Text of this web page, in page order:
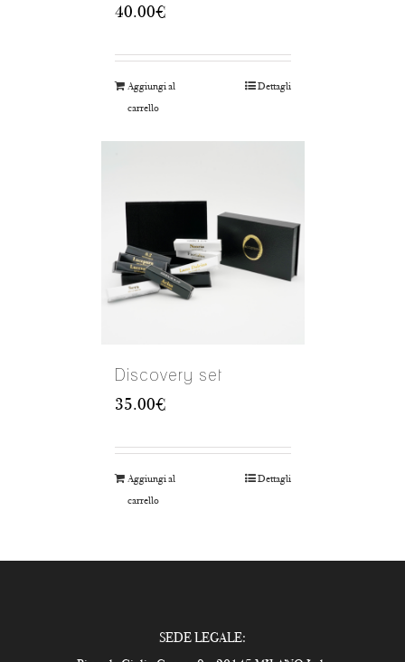
40.00€
Aggiungi al
carrello
Dettagli
Discovery set
35.00€
Aggiungi al
carrello
Dettagli
SEDE LEGALE: